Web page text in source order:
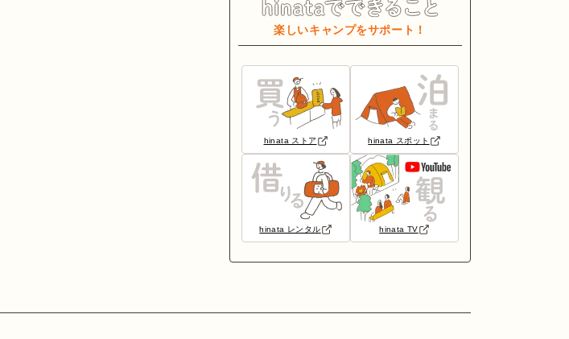
楽しいキャンプをサポート！
hinata ストア hinata スポット
hinata レンタル hinata TV